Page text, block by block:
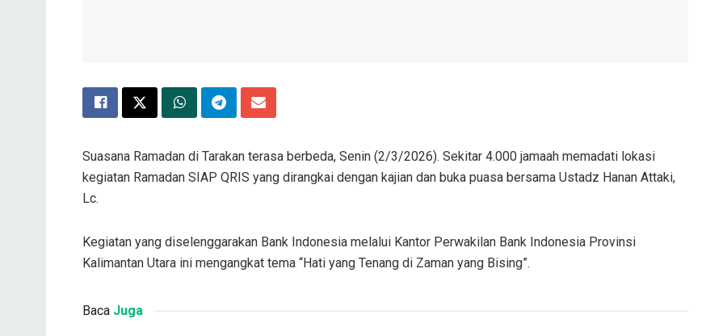
Suasana Ramadan di Tarakan terasa berbeda, Senin (2/3/2026). Sekitar 4.000 jamaah memadati lokasi
kegiatan Ramadan SIAP QRIS yang dirangkai dengan kajian dan buka puasa bersama Ustadz Hanan Attaki,
Lc.
Kegiatan yang diselenggarakan Bank Indonesia melalui Kantor Perwakilan Bank Indonesia Provinsi
Kalimantan Utara ini mengangkat tema “Hati yang Tenang di Zaman yang Bising”.
Baca Juga